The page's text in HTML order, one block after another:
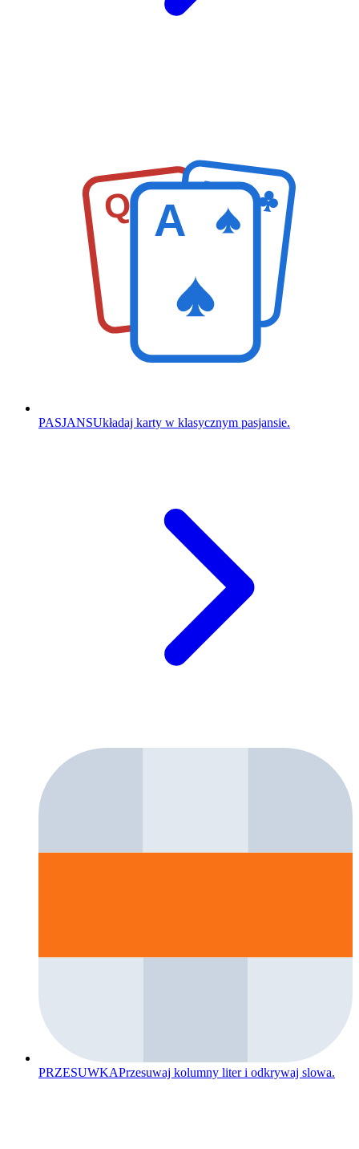
Q K
A
PASJANSUkładaj karty w klasycznym pasjansie.
PRZESUWKAPrzesuwaj kolumny liter i odkrywaj slowa.